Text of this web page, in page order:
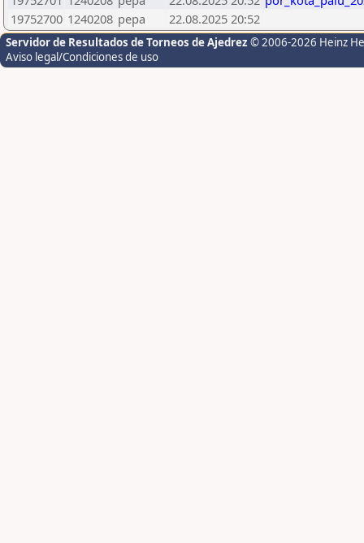
19752700 1240208 pepa 22.08.2025 20:52
Servidor de Resultados de Torneos de Ajedrez © 2006-2026 Heinz
Aviso legal/Condiciones de uso